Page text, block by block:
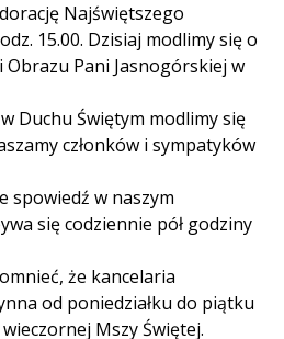
Najświętszego
15.00. Dzisiaj modlimy się o
Obrazu Pani Jasnogórskiej w
Duchu Świętym modlimy się
członków i sympatyków
spowiedź w naszym
się codziennie pół godziny
że kancelaria
od poniedziałku do piątku
Mszy Świętej.